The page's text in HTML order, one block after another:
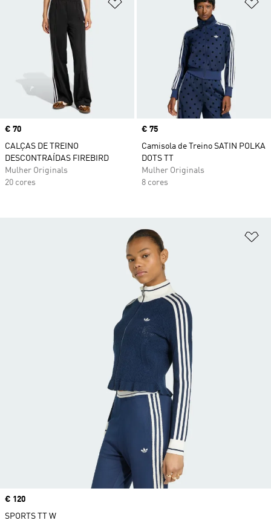
Price
€ 70
CALÇAS DE TREINO
DESCONTRAÍDAS FIREBIRD
Mulher Originals
20 cores
Price
€ 75
Camisola de Treino SATIN POLKA
DOTS TT
Mulher Originals
8 cores
Price
€ 120
SPORTS TT W